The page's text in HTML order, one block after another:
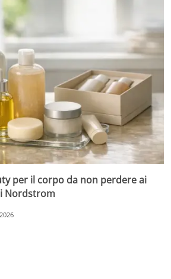
per il corpo da non perdere ai
Nordstrom